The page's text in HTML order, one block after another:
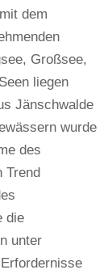
dem
Großsee,
liegen
Jänschwalde
wurde
des
Trend
die
unter